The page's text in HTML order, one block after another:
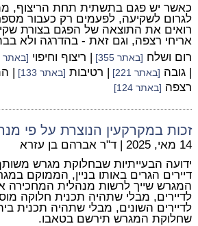
כאשר יש פגם בתשתית תחת הריצוף,
לגרום לשקיעה, לפעמים רק כעבור
רואים את התוצאה של הפגם בצורת
אריחי רצפה, וגם זאת - בהדרגה ולא
רום ושלח [באתר 355] | ריצוף וחיפוי [באתר 195]
| גובה [באתר 221] | רטיבות [באתר 133] |
רצפה [באתר 124]
זכות במקרקעין הנוצרת על פי
14 מאי, 2025 | ד"ר אברהם בן עזרא
ידועה הבעייתיות שבחלוקת מגרש
דיירים הגרים באותו בניין, הממוקם
המגרש שייך לרשות מנהלית המחכירה
לדיירים, מבלי שתהיה תכנית חלוקה
לדיירים השונים, מבלי שתהיה תכנית
שחלוקת המגרש תירשם בטאבו.